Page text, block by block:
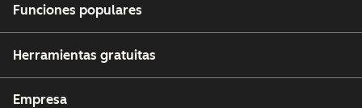
Funciones populares
Herramientas gratuitas
Empresa